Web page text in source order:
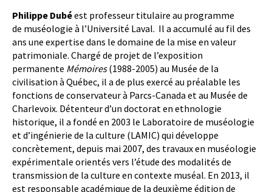
Philippe Dubéest professeur titulaire au programme
de muséologie à l’Université Laval. Il a accumulé au fil des
ans une expertise dans le domaine de la mise en valeur
patrimoniale. Chargé de projet de l’exposition
permanente Mémoires(1988-2005) au Musée de la
civilisation à Québec, il a de plus exercé au préalable les
fonctions de conservateur à Parcs-Canada et au Musée de
Charlevoix. Détenteur d’un doctorat en ethnologie
historique, il a fondé en 2003 le Laboratoire de muséologie
et d’ingénierie de la culture (LAMIC) qui développe
concrètement, depuis mai 2007, des travaux en muséologie
expérimentale orientés vers l’étude des modalités de
transmission de la culture en contexte muséal. En 2013, il
est responsable académique de la deuxième édition de